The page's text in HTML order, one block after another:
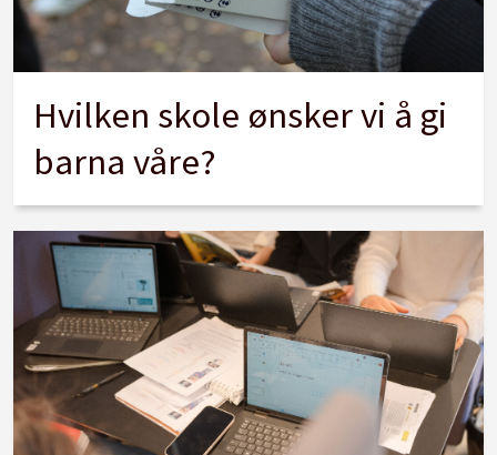
Hvilken skole ønsker vi å gi
barna våre?